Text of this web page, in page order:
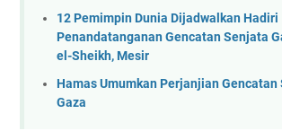
12 Pemimpin Dunia Dijadwalkan Hadiri
Penandatanganan Gencatan Senjata
el-Sheikh, Mesir
Hamas Umumkan Perjanjian Gencatan
Gaza